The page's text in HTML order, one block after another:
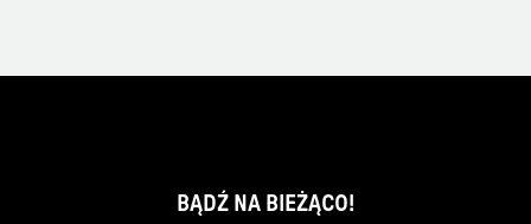
BĄDŹ NA BIEŻĄCO!